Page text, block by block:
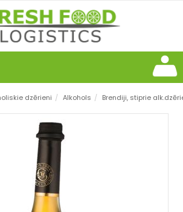
dzērieni / Alkohols / Brendiji, stiprie